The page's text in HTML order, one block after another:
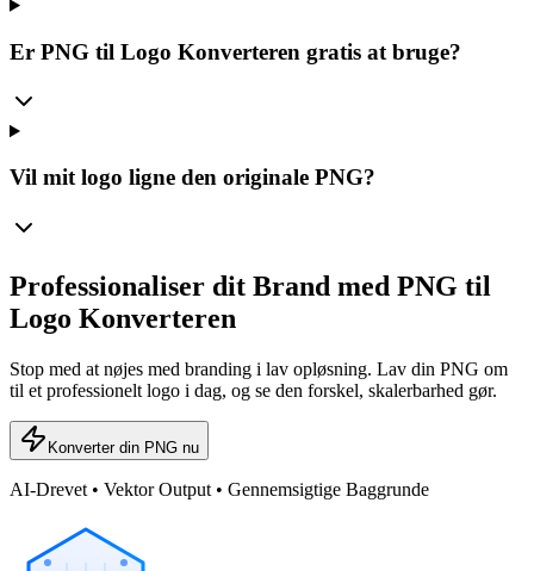
Er PNG til Logo Konverteren gratis at bruge?
Vil mit logo ligne den originale PNG?
Professionaliser dit Brand med PNG til
Logo Konverteren
Stop med at nøjes med branding i lav opløsning. Lav din PNG om
til et professionelt logo i dag, og se den forskel, skalerbarhed gør.
Konverter din PNG nu
AI-Drevet • Vektor Output • Gennemsigtige Baggrunde